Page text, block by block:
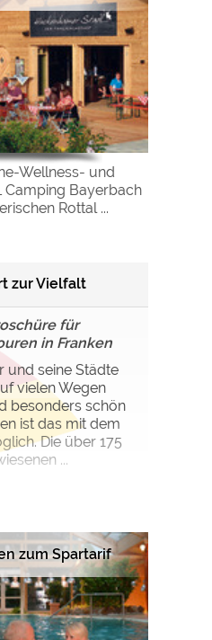
Wellness- und
Camping Bayerbach
Rottal ...
zur Vielfalt
für
in Franken
und seine Städte
vielen Wegen
besonders schön
ist das mit dem
Die über 175
...
zum Spartarif